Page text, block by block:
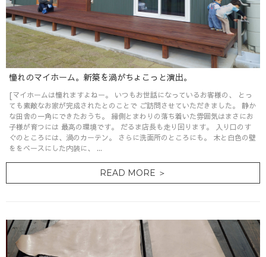
憧れのマイホーム。新築を渦がちょこっと演出。
[マイホームは憧れますよねー。 いつもお世話になっているお客様の、 とっ
ても素敵なお家が完成されたとのことで ご訪問させていただきました。 静か
な田舎の一角にできたおうち。 縁側とまわりの落ち着いた雰囲気はまさにお
子様が育つには 最高の環境です。 だるま店長も走り回ります。 入り口のす
ぐのところには、渦のカーテン。 さらに洗面所のところにも。 木と白色の壁
ををベースにした内装に、 ...
READ MORE ＞